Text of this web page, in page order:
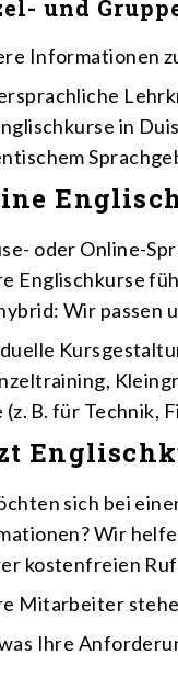
und
Informationen
in
oder Online-
Englischkurse
Wir passen
(z. B. für Technik,
sich bei
Wir
kostenfreien
Mitarbeiter
Ihre